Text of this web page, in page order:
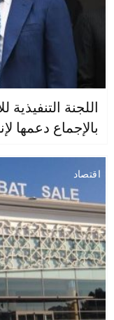
اللجنة
بالإجماع دعمها
اقتصاد